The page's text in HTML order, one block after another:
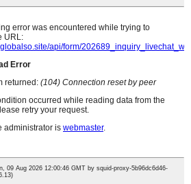
Telugu
Ukrainian
Urdu
Welsh
Xhosa
Yiddish
Tatar
Oriya